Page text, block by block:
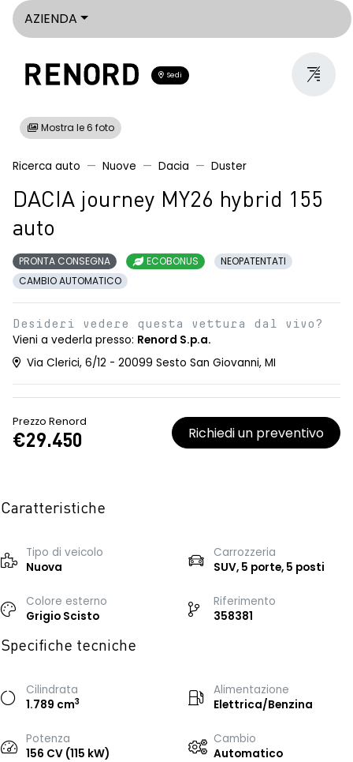
AZIENDA
Sedi
Mostra le 6 foto
Ricerca auto Nuove Dacia Duster
DACIA journey MY26 hybrid 155
auto
PRONTA CONSEGNA ECOBONUS
NEOPATENTATI
CAMBIO AUTOMATICO
Desideri vedere questa vettura dal vivo?
Vieni a vederla presso: Renord S.p.a.
Via Clerici, 6/12 - 20099 Sesto San Giovanni, MI
Prezzo Renord
€29.450 Richiedi un preventivo
Caratteristiche
Tipo di veicolo
Nuova
Carrozzeria
SUV, 5 porte, 5 posti
Colore esterno
Grigio Scisto
Riferimento
358381
Specifiche tecniche
Cilindrata
1.789 cm3
Alimentazione
Elettrica/Benzina
Potenza
156 CV (115 kW)
Cambio
Automatico